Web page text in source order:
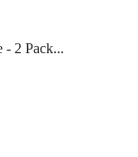
- 2 Pack...